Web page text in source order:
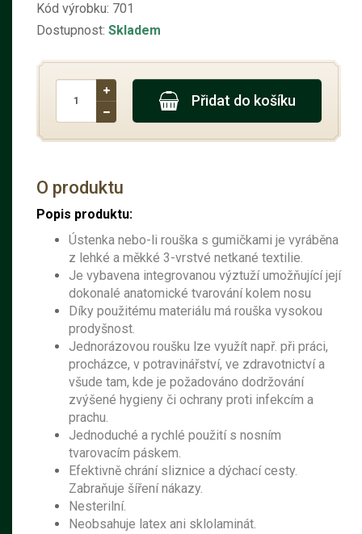
Kód výrobku: 701
Dostupnost: Skladem
Přidat do košíku
O produktu
Popis produktu:
Ústenka nebo-li rouška s gumičkami je vyráběna
z lehké a měkké 3-vrstvé netkané textilie.
Je vybavena integrovanou výztuží umožňující její
dokonalé anatomické tvarování kolem nosu
Díky použitému materiálu má rouška vysokou
prodyšnost.
Jednorázovou roušku lze využít např. při práci,
procházce, v potravinářství, ve zdravotnictví a
všude tam, kde je požadováno dodržování
zvýšené hygieny či ochrany proti infekcím a
prachu.
Jednoduché a rychlé použití s nosním
tvarovacím páskem.
Efektivně chrání sliznice a dýchací cesty.
Zabraňuje šíření nákazy.
Nesterilní.
Neobsahuje latex ani sklolaminát.